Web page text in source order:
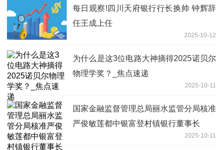
每日观察!四川天府银行行长换帅 钟辉辞
任王成上任
2025-10-12
为什么是这3位电路大神摘得2025诺贝尔
物理学奖？_焦点速递
2025-10-11
国家金融监督管理总局丽水监管分局核准
严俊敏莲都中银富登村镇银行董事长
2025-10-11